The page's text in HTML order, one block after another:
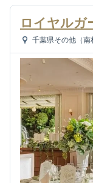
ロイヤルガ
千葉県その他（南